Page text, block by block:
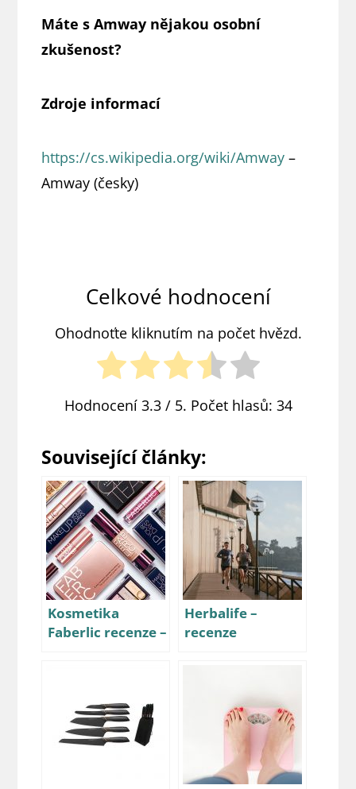
Máte s Amway nějakou osobní
zkušenost?
Zdroje informací
https://cs.wikipedia.org/wiki/Amway –
Amway (česky)
Celkové hodnocení
Ohodnoťte kliknutím na počet hvězd.
Hodnocení 3.3/ 5. Počet hlasů: 34
Související články:
Kosmetika
Faberlic recenze –
Herbalife –
recenze